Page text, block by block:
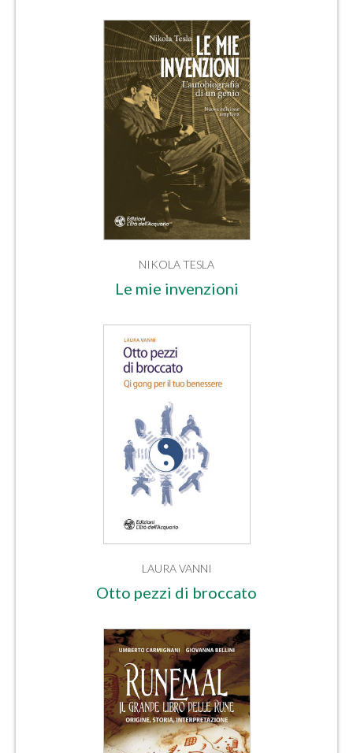
NIKOLA TESLA
Le mie invenzioni
LAURA VANNI
Otto pezzi di broccato